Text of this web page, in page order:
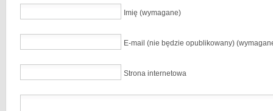
Imię (wymagane)
E-mail (nie będzie opublikowany)
Strona internetowa